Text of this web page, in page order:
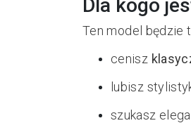
Dla kogo
Ten model będzie
cenisz
lubisz
szukasz